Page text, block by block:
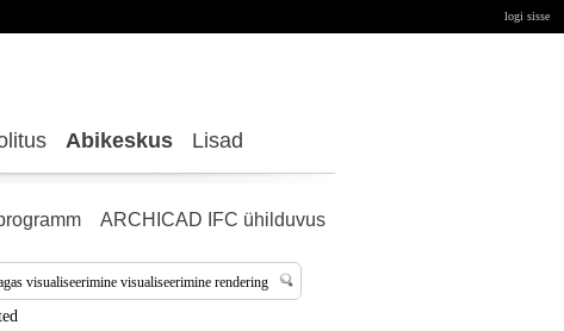
logi sisse
Abikeskus Lisad
ARCHICAD IFC ühilduvus